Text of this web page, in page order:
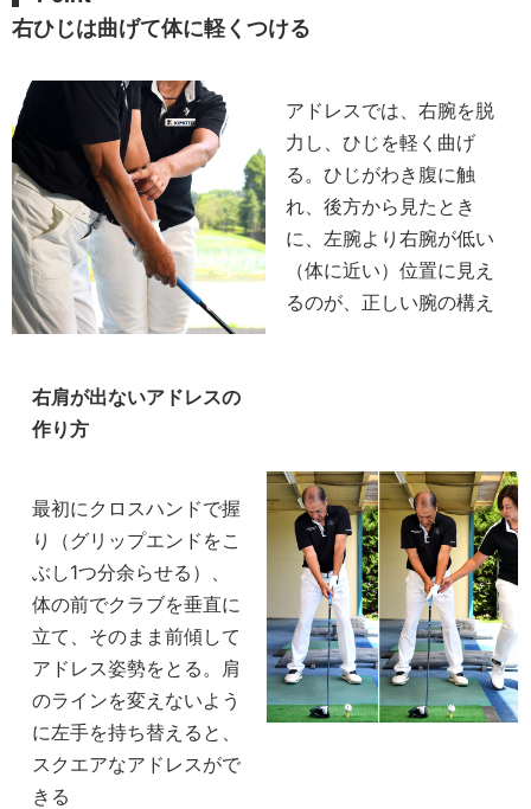
右ひじは曲げて体に軽くつける
アドレスでは、右腕を脱
力し、ひじを軽く曲げ
る。ひじがわき腹に触
れ、後方から見たとき
に、左腕より右腕が低い
（体に近い）位置に見え
るのが、正しい腕の構え
右肩が出ないアドレスの
作り方
最初にクロスハンドで握
り（グリップエンドをこ
ぶし1つ分余らせる）、
体の前でクラブを垂直に
立て、そのまま前傾して
アドレス姿勢をとる。肩
のラインを変えないよう
に左手を持ち替えると、
スクエアなアドレスがで
きる